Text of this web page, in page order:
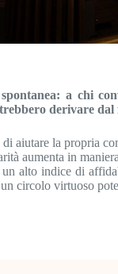
a chi
derivare
aiutare la propria
aumenta in
alto indice di
circolo virtuoso